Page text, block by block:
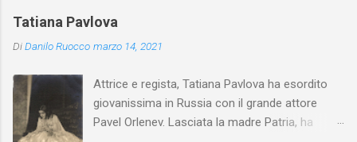
Tatiana Pavlova
DiDanilo Ruocco marzo 14, 2021
Attrice e regista, Tatiana Pavlova ha esordito
giovanissima in Russia con il grande attore
Pavel Orlenev. Lasciata la madre Patria, ha